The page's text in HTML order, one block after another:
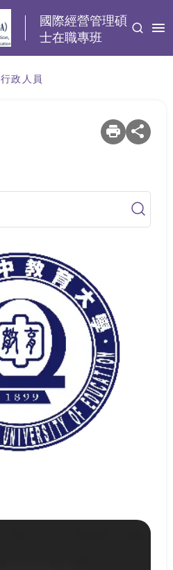
國際經營管理碩
士在職專班
行政人員